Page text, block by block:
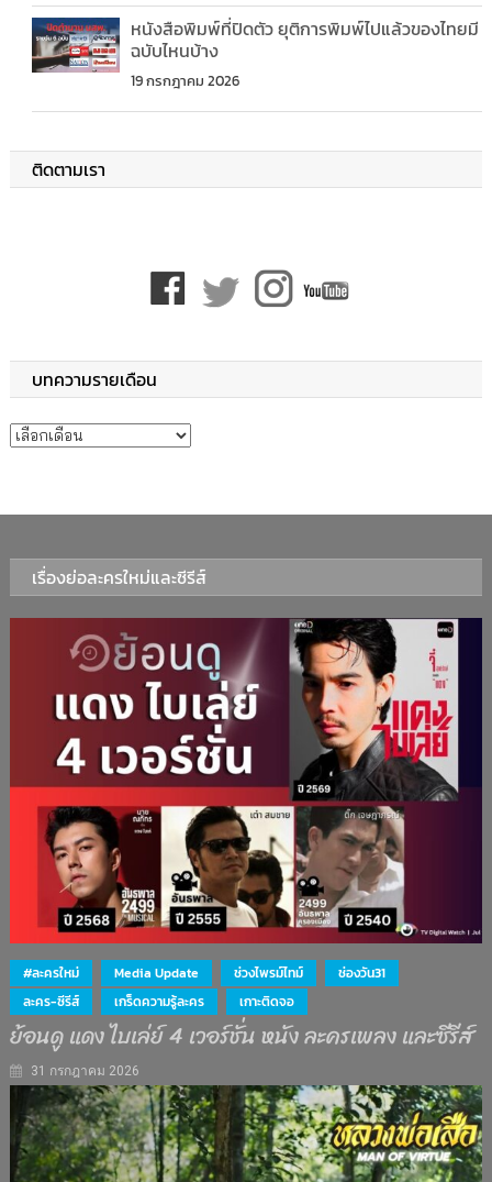
หนังสือพิมพ์ที่ปิดตัว ยุติการพิมพ์ไปแล้วของไทยมี
ฉบับไหนบ้าง
19 กรกฎาคม 2026
ติดตามเรา
บทความรายเดือน
บทความรายเดือน
เรื่องย่อละครใหม่และซีรีส์
#ละครใหม่ Media Update ช่วงไพรม์ไทม์
ช่องวัน31
ละคร-ซีรีส์
เกร็ดความรู้ละคร เกาะติดจอ
ย้อนดู แดง ไบเล่ย์ 4 เวอร์ชั่น หนัง ละครเพลง และซีรีส์
31 กรกฎาคม 2026